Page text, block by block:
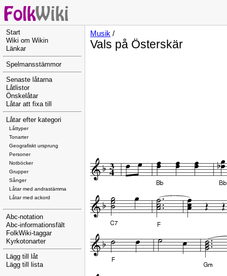
Start
Wiki om Wikin
Länkar
Spelmansstämmor
Senaste låtarna
Låtlistor
Önskelåtar
Låtar att fixa till
Låtar efter kategori
Låttyper
Tonarter
Geografiskt ursprung
Personer
Notböcker
Grupper
Sånger
Låtar med andrastämma
Låtar med ackord
Abc-notation
Abc-informationsfält
FolkWiki-taggar
Kyrkotonarter
Lägg till låt
Lägg till lista
Musik /
Vals på Österskär